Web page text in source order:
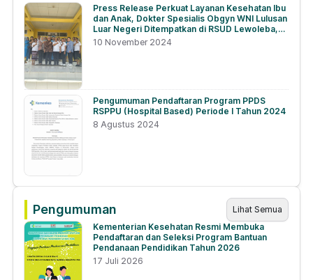
Press Release Perkuat Layanan Kesehatan Ibu
dan Anak, Dokter Spesialis Obgyn WNI Lulusan
Luar Negeri Ditempatkan di RSUD Lewoleba,
NTT
10 November 2024
Pengumuman Pendaftaran Program PPDS
RSPPU (Hospital Based) Periode I Tahun 2024
8 Agustus 2024
Pengumuman
Lihat Semua
Kementerian Kesehatan Resmi Membuka
Pendaftaran dan Seleksi Program Bantuan
Pendanaan Pendidikan Tahun 2026
17 Juli 2026